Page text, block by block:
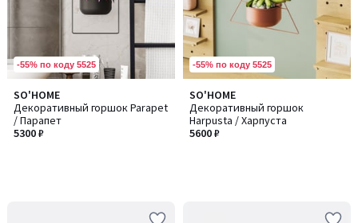
-55% по коду 5525
SO'HOME
Декоративный горшок Parapet
/ Парапет
5300 ₽
-55% по коду 5525
SO'HOME
Декоративный горшок
Harpusta / Харпуста
5600 ₽